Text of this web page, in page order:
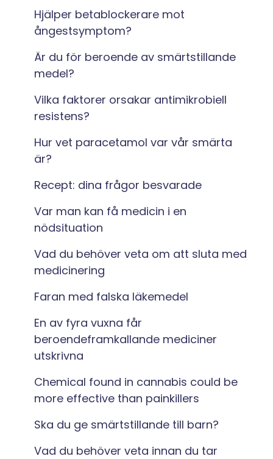
Hjälper betablockerare mot
ångestsymptom?
Är du för beroende av smärtstillande
medel?
Vilka faktorer orsakar antimikrobiell
resistens?
Hur vet paracetamol var vår smärta
är?
Recept: dina frågor besvarade
Var man kan få medicin i en
nödsituation
Vad du behöver veta om att sluta med
medicinering
Faran med falska läkemedel
En av fyra vuxna får
beroendeframkallande mediciner
utskrivna
Chemical found in cannabis could be
more effective than painkillers
Ska du ge smärtstillande till barn?
Vad du behöver veta innan du tar